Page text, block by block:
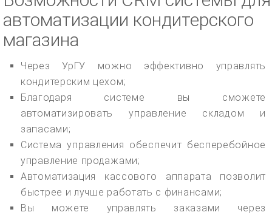
автоматизации кондитерского
магазина
Через УрГУ можно эффективно управлять
кондитерским цехом;
Благодаря системе вы сможете
автоматизировать управление складом и
запасами;
Система управления обеспечит бесперебойное
управление продажами;
Автоматизация кассового аппарата позволит
быстрее и лучше работать с финансами;
Вы можете управлять заказами через